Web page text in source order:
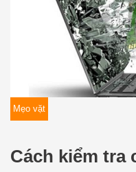
Mẹo vặt
Cách kiểm tra